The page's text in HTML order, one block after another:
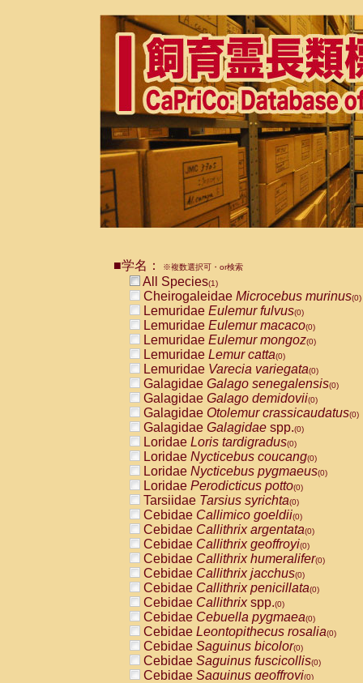
■学名： ※複数選択可・or検索
All Species(1)
Cheirogaleidae Microcebus murinus(0)
Lemuridae Eulemur fulvus(0)
Lemuridae Eulemur macaco(0)
Lemuridae Eulemur mongoz(0)
Lemuridae Lemur catta(0)
Lemuridae Varecia variegata(0)
Galagidae Galago senegalensis(0)
Galagidae Galago demidovii(0)
Galagidae Otolemur crassicaudatus(0)
Galagidae Galagidae spp.(0)
Loridae Loris tardigradus(0)
Loridae Nycticebus coucang(0)
Loridae Nycticebus pygmaeus(0)
Loridae Perodicticus potto(0)
Tarsiidae Tarsius syrichta(0)
Cebidae Callimico goeldii(0)
Cebidae Callithrix argentata(0)
Cebidae Callithrix geoffroyi(0)
Cebidae Callithrix humeralifer(0)
Cebidae Callithrix jacchus(0)
Cebidae Callithrix penicillata(0)
Cebidae Callithrixspp.(0)
Cebidae Cebuella pygmaea(0)
Cebidae Leontopithecus rosalia(0)
Cebidae Saguinus bicolor(0)
Cebidae Saguinus fuscicollis(0)
Cebidae Saguinus geoffroyi(0)